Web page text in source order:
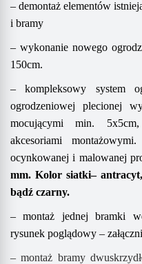
– demontaż elementów
i bramy
– wykonanie nowego
150cm.
–kompleksowy system
ogrodzeniowej plecionej
mocującymimin. 5x5cm
akcesoriami montażowymi.
ocynkowanej i malowanej
mm. Kolor siatki– antracyt,
bądź czarny.
– montaż jednej bramki
rysunek poglądowy –
– montaż bramy